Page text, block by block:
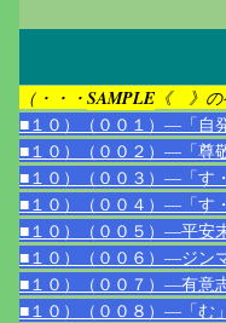
（・・・ SAMPLE 《 》の
■１０）（００１）―「自
■１０）（００２）―「尊
■１０）（００３）―「す
■１０）（００４）―「す
■１０）（００５）―平安
■１０）（００６）―ジン
■１０）（００７）―有意
■１０）（００８）―「む